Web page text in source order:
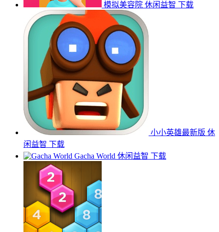
模拟美容院 休闲益智 下载
小小英雄最新版 休
闲益智 下载
Gacha World 休闲益智 下载